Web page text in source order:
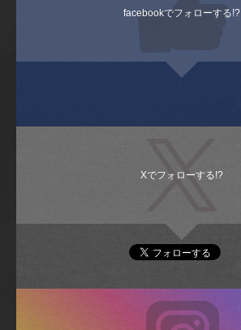
facebookでフォローする!?
Xでフォローする!?